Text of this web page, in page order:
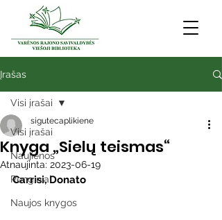
Įrašas
Visi įrašai
Naujienos
Renginiai
Naujos knygos
Visi įrašai
Knyga „Sielų teismas“
sigutecaplikiene
Atnaujinta: 2023-06-19
Carrisi, Donato